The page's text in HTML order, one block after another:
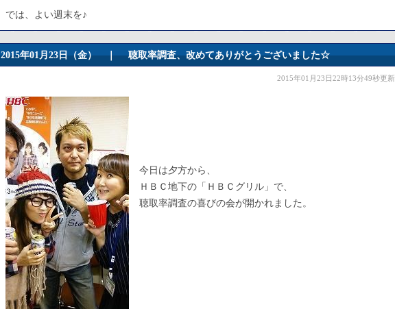
では、よい週末を♪
2015年01月23日（金） ｜聴取率調査、改めてありがとうございました☆
2015年01月23日22時13分49秒更新
今日は夕方から、
ＨＢＣ地下の「ＨＢＣグリル」で、
聴取率調査の喜びの会が開かれました。